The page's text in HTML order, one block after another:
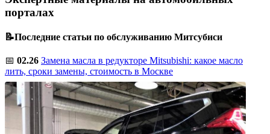
порталах
📝Последние статьи по обслуживанию Митсубиси
📅 02.26 Замена масла в редукторе Mitsubishi: какое масло
лить, сроки замены, стоимость в Москве